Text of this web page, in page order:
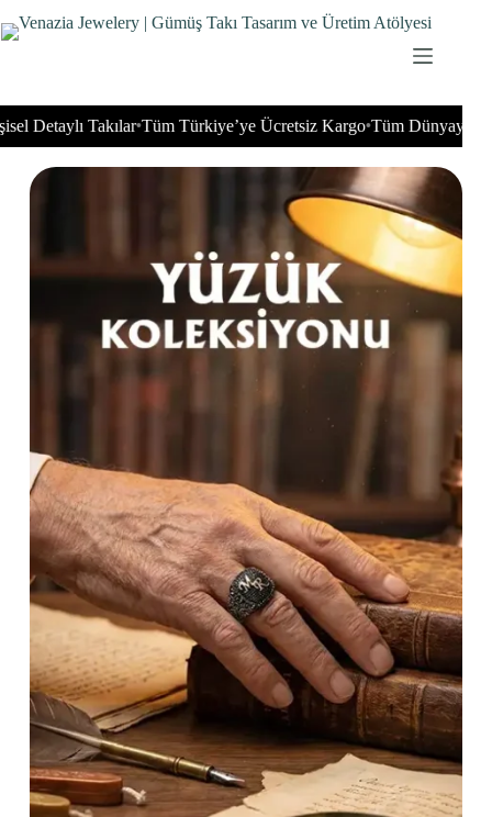
Takılar •Tüm Türkiye’ye Ücretsiz Kargo• Tüm Dünyaya